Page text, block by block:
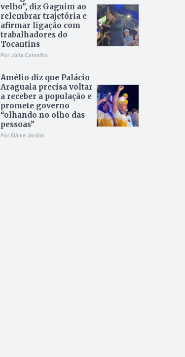
velho”, diz Gaguim ao
relembrar trajetória e
afirmar ligação com
trabalhadores do
Tocantins
Por Júlia Carvalho
Amélio diz que Palácio
Araguaia precisa voltar
a receber a população e
promete governo
“olhando no olho das
pessoas”
Por Elâine Jardim